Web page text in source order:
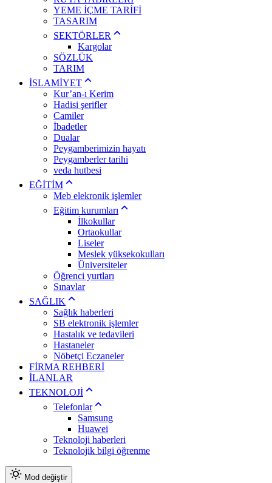
YEME İÇME TARİFİ
TASARIM
SEKTÖRLER
Kargolar
SÖZLÜK
TARIM
İSLAMİYET
Kur’an-ı Kerim
Hadisi şerifler
Camiler
İbadetler
Dualar
Peygamberimizin hayatı
Peygamberler tarihi
veda hutbesi
EĞİTİM
Meb elekronik işlemler
Eğitim kurumları
İlkokullar
Ortaokullar
Liseler
Meslek yüksekokulları
Üniversiteler
Öğrenci yurtları
Sınavlar
SAĞLIK
Sağlık haberleri
SB elektronik işlemler
Hastalık ve tedavileri
Hastaneler
Nöbetçi Eczaneler
FİRMA REHBERİ
İLANLAR
TEKNOLOJİ
Telefonlar
Samsung
Huawei
Teknoloji haberleri
Teknolojik bilgi öğrenme
Mod değiştir